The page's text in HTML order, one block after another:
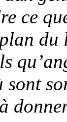
ce
du
sont